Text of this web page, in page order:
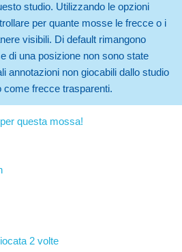
studio. Utilizzando le opzioni
per quante mosse le frecce o i
visibili. Di default rimangono
di una posizione non sono state
annotazioni non giocabili dallo studio
come frecce trasparenti.
questa mossa!
2 volte